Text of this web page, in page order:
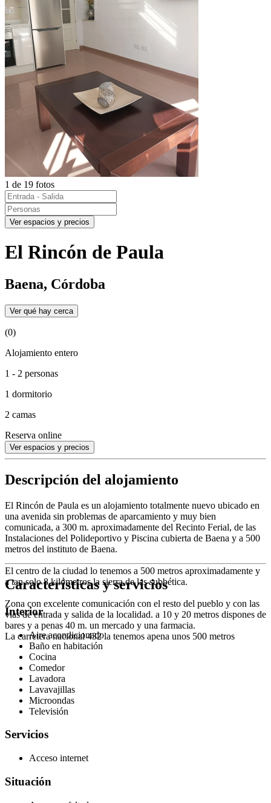
1 de 19 fotos
Ver espacios y precios
El Rincón de Paula
Baena, Córdoba
Ver qué hay cerca
(0)
Alojamiento entero
1 - 2 personas
1 dormitorio
2 camas
Reserva online
Ver espacios y precios
Descripción del alojamiento
El Rincón de Paula es un alojamiento totalmente nuevo ubicado en
una avenida sin problemas de aparcamiento y muy bien
comunicada, a 300 m. aproximadamente del Recinto Ferial, de las
Instalaciones del Polideportivo y Piscina cubierta de Baena y a 500
metros del instituto de Baena.
El centro de la ciudad lo tenemos a 500 metros aproximadamente y
a tan solo 8 kilómetros la sierra de las subbética.
Zona con excelente comunicación con el resto del pueblo y con las
vías de entrada y salida de la localidad. a 10 y 20 metros dispones de
bares y a penas 40 m. un mercado y una farmacia.
La carretera nacional 432 la tenemos apena unos 500 metros
Características y servicios
Interior
Aire acondicionado
Baño en habitación
Cocina
Comedor
Lavadora
Lavavajillas
Microondas
Televisión
Servicios
Acceso internet
Situación